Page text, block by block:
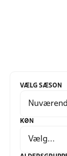
VÆLG SÆSON
KØN